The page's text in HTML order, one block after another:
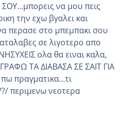
να μου πεις
την εχω βγαλει και
περασε στο μπεμπακι σου
σε λιγοτερο απο
ολα θα ειναι καλα,
ΤΑ ΔΙΑΒΑΣΑ ΣΕ ΣΑΙΤ ΓΙΑ
πραγματικα...τι
περιμενω νεοτερα